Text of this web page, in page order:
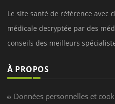
Le site santé de référence avec
médicale decryptée par des
conseils des meilleurs
À PROPOS
Données personnelles et